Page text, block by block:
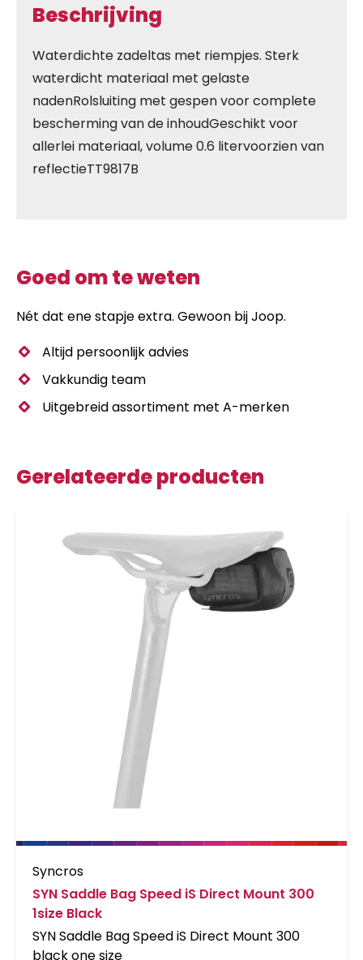
Beschrijving
Waterdichte zadeltas met riempjes. Sterk
waterdicht materiaal met gelaste
nadenRolsluiting met gespen voor complete
bescherming van de inhoudGeschikt voor
allerlei materiaal, volume 0.6 litervoorzien van
reflectieTT9817B
Goed om te weten
Nét dat ene stapje extra. Gewoon bij Joop.
Altijd persoonlijk advies
Vakkundig team
Uitgebreid assortiment met A-merken
Gerelateerde producten
Syncros
SYN Saddle Bag Speed iS Direct Mount 300
1size Black
SYN Saddle Bag Speed iS Direct Mount 300
black one size